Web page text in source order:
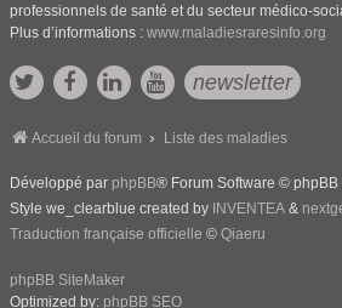
professionnels de santé et du secteur médico-
Plus d’informations : www.maladiesraresinfo.org
newsletter
Accueil du forum Liste des maladies
Développé par phpBB® Forum Software © phpBB
Style we_clearblue created by INVENTEA &
Traduction française officielle © Qiaeru
phpBB SiteMaker
Optimized by: phpBB SEO